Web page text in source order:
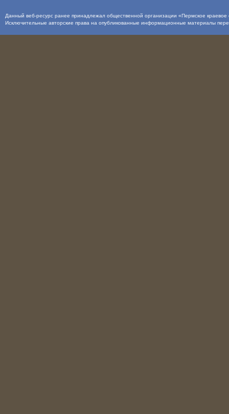
Данный веб-ресурс ранее принадлежал общественной организации «Пермское
Исключительные авторские права на опубликованные информационные материалы